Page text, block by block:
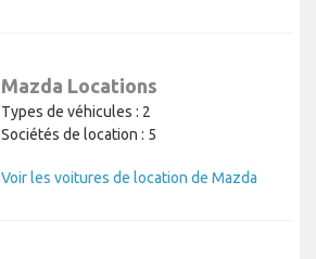
Mazda Locations
Types de véhicules : 2
Sociétés de location : 5
Voir les voitures de location de Mazda